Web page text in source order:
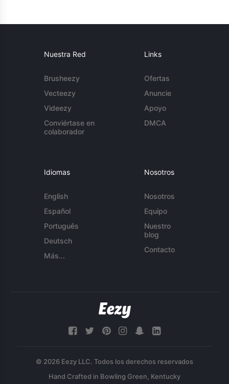
Nuestra Red
Brusheezy
Vecteezy
Videezy
Conviértase en
colaborador
Links
Ofertas
Anuncie
Apoyo
DMCA
Idiomas
English
Español
Português
Deutsch
Más...
Nosotros
Nosotros
Equipo
Nuestro
blog
Contacto
© 2026 Eezy LLC. Todos los derechos reservados